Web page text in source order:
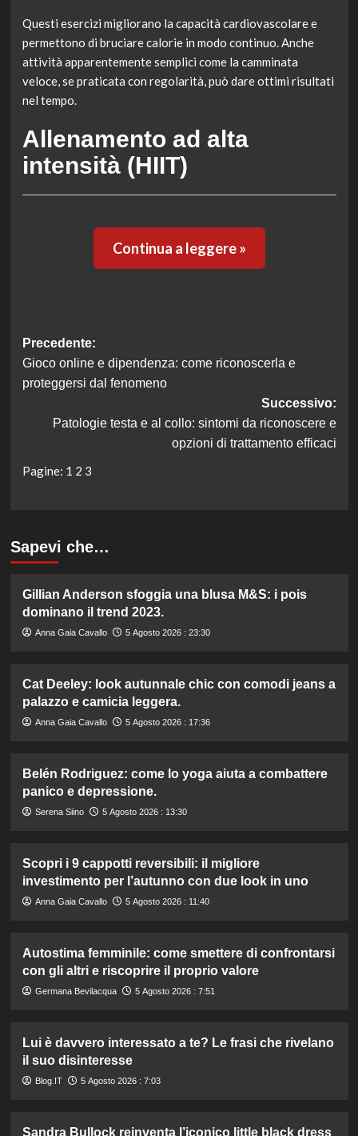
Questi esercizi migliorano la capacità cardiovascolare e
permettono di bruciare calorie in modo continuo. Anche
attività apparentemente semplici come la camminata
veloce, se praticata con regolarità, può dare ottimi risultati
nel tempo.
Allenamento ad alta
intensità (HIIT)
Continua a leggere »
Navigazione
articolo
Precedente:
Gioco online e dipendenza: come riconoscerla e
proteggersi dal fenomeno
Successivo:
Patologie testa e al collo: sintomi da riconoscere e
opzioni di trattamento efficaci
Pagine: 1 2 3
Sapevi che…
Gillian Anderson sfoggia una blusa M&S: i pois
dominano il trend 2023.
Anna Gaia Cavallo 5 Agosto 2026 : 23:30
Cat Deeley: look autunnale chic con comodi jeans a
palazzo e camicia leggera.
Anna Gaia Cavallo 5 Agosto 2026 : 17:36
Belén Rodriguez: come lo yoga aiuta a combattere
panico e depressione.
Serena Siino 5 Agosto 2026 : 13:30
Scopri i 9 cappotti reversibili: il migliore
investimento per l’autunno con due look in uno
Anna Gaia Cavallo 5 Agosto 2026 : 11:40
Autostima femminile: come smettere di confrontarsi
con gli altri e riscoprire il proprio valore
Germana Bevilacqua 5 Agosto 2026 : 7:51
Lui è davvero interessato a te? Le frasi che rivelano
il suo disinteresse
Blog.IT 5 Agosto 2026 : 7:03
Sandra Bullock reinventa l’iconico little black dress